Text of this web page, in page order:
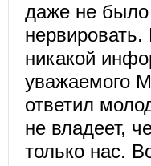
даже не было
никакой
уважаемого
ответил
не владеет,
только нас.